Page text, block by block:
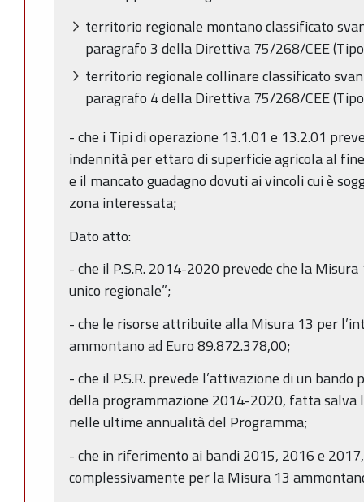
territorio regionale montano classificato
paragrafo 3 della Direttiva 75/268/CEE
territorio regionale collinare classificato
paragrafo 4 della Direttiva 75/268/CEE
- che i Tipi di operazione 13.1.01 e 13.2.01
indennità per ettaro di superficie agricola al
e il mancato guadagno dovuti ai vincoli cui è
zona interessata;
Dato atto:
- che il P.S.R. 2014-2020 prevede che la
unico regionale”;
- che le risorse attribuite alla Misura 13 per
ammontano ad Euro 89.872.378,00;
- che il P.S.R. prevede l’attivazione di un
della programmazione 2014-2020, fatta salva
nelle ultime annualità del Programma;
- che in riferimento ai bandi 2015, 2016 e
complessivamente per la Misura 13